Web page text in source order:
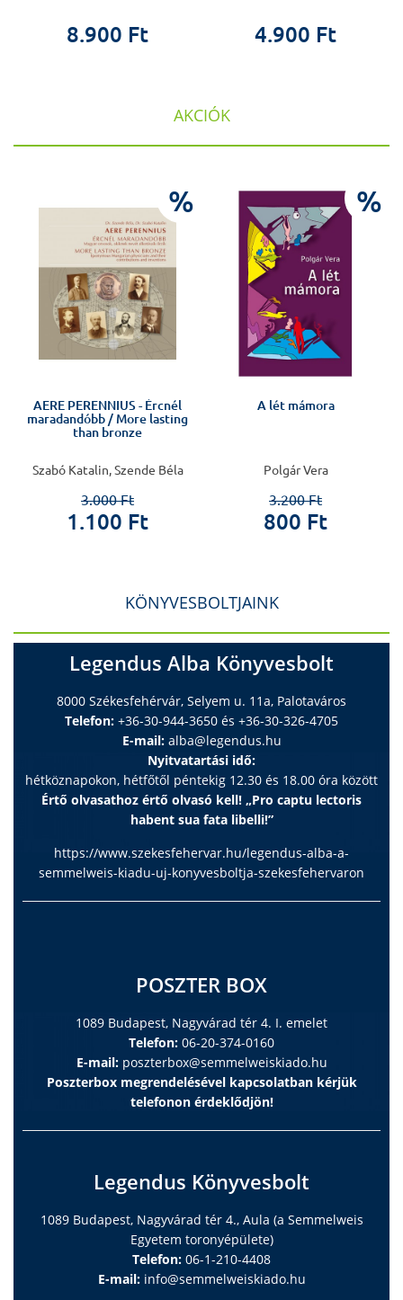
8.900 Ft 4.900 Ft
AKCIÓK
%
AERE PERENNIUS - Ércnél
maradandóbb / More lasting
than bronze
Szabó Katalin, Szende Béla
3.000 Ft
1.100 Ft
%
A lét mámora
Polgár Vera
3.200 Ft
800 Ft
KÖNYVESBOLTJAINK
Legendus Alba Könyvesbolt
8000 Székesfehérvár, Selyem u. 11a, Palotaváros
Telefon: +36-30-944-3650 és +36-30-326-4705
E-mail: alba@legendus.hu
Nyitvatartási idő:
hétköznapokon, hétfőtől péntekig 12.30 és 18.00 óra között
Értő olvasathoz értő olvasó kell! „Pro captu lectoris
habent sua fata libelli!”
https://www.szekesfehervar.hu/legendus-alba-a-
semmelweis-kiadu-uj-konyvesboltja-szekesfehervaron
POSZTER BOX
1089 Budapest, Nagyvárad tér 4. I. emelet
Telefon: 06-20-374-0160
E-mail: poszterbox@semmelweiskiado.hu
Poszterbox megrendelésével kapcsolatban kérjük
telefonon érdeklődjön!
Legendus Könyvesbolt
1089 Budapest, Nagyvárad tér 4., Aula (a Semmelweis
Egyetem toronyépülete)
Telefon: 06-1-210-4408
E-mail: info@semmelweiskiado.hu